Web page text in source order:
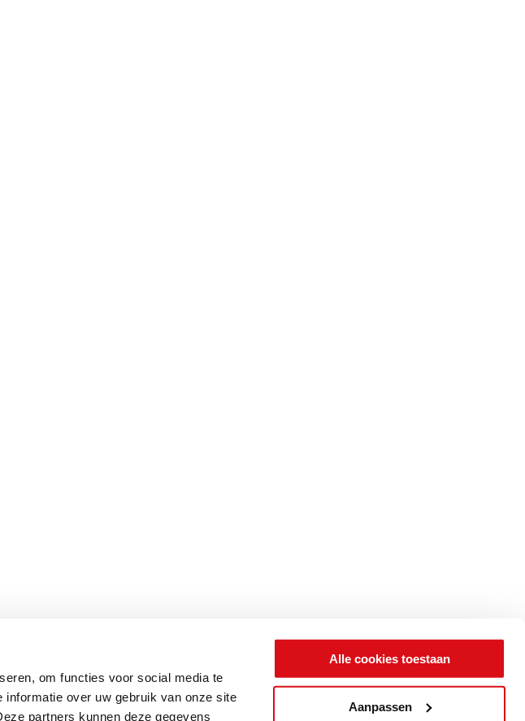
om functies voor social media te
over uw gebruik van onze site
partners kunnen deze gegevens
Alle cookies toestaan
Aanpassen